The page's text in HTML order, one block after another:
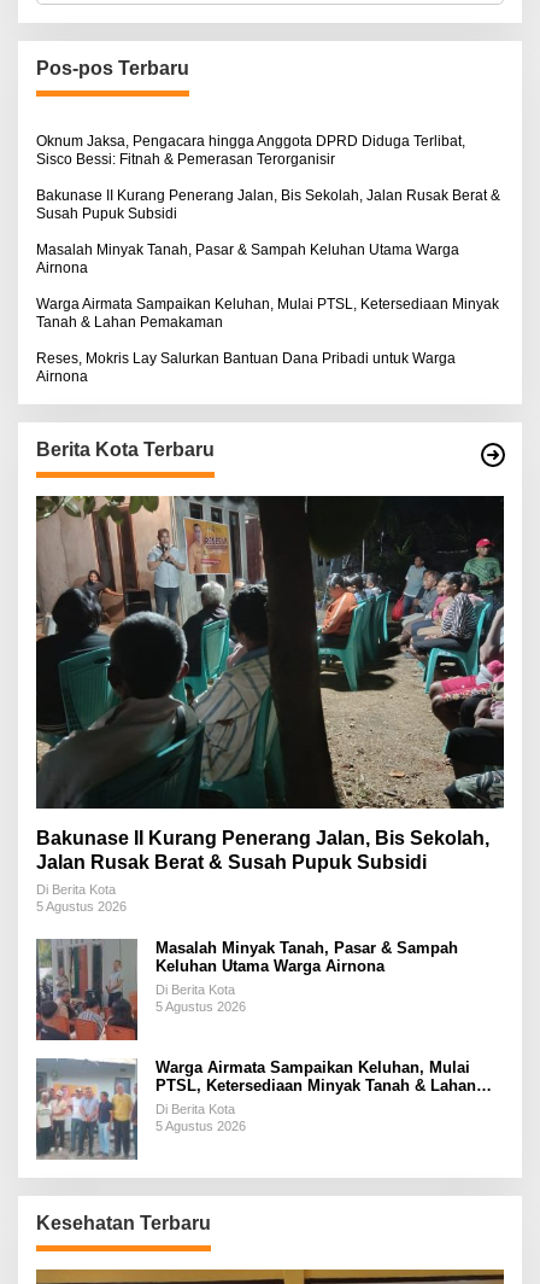
r
i
u
n
u
:
Pos-pos Terbaru
Oknum Jaksa, Pengacara hingga Anggota DPRD Diduga Terlibat,
Sisco Bessi: Fitnah & Pemerasan Terorganisir
Bakunase II Kurang Penerang Jalan, Bis Sekolah, Jalan Rusak Berat &
Susah Pupuk Subsidi
Masalah Minyak Tanah, Pasar & Sampah Keluhan Utama Warga
Airnona
Warga Airmata Sampaikan Keluhan, Mulai PTSL, Ketersediaan Minyak
Tanah & Lahan Pemakaman
Reses, Mokris Lay Salurkan Bantuan Dana Pribadi untuk Warga
Airnona
Berita Kota Terbaru
Bakunase II Kurang Penerang Jalan, Bis Sekolah,
Jalan Rusak Berat & Susah Pupuk Subsidi
Di Berita Kota
5 Agustus 2026
Masalah Minyak Tanah, Pasar & Sampah
Keluhan Utama Warga Airnona
Di Berita Kota
5 Agustus 2026
Warga Airmata Sampaikan Keluhan, Mulai
PTSL, Ketersediaan Minyak Tanah & Lahan
Pemakaman
Di Berita Kota
5 Agustus 2026
Kesehatan Terbaru